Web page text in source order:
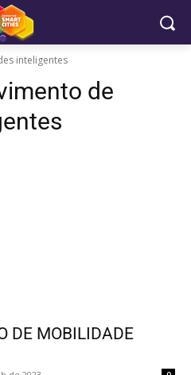
inteligentes
de
DE MOBILIDADE